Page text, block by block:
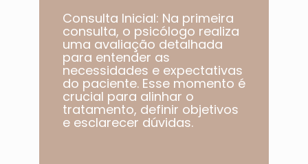
Consulta Inicial: Na primeira
consulta, o psicólogo realiza
uma avaliação detalhada
para entender as
necessidades e expectativas
do paciente. Esse momento é
crucial para alinhar o
tratamento, definir objetivos
e esclarecer dúvidas.